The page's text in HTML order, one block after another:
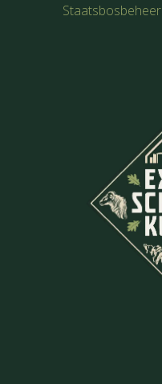
Staatsbosbeheer